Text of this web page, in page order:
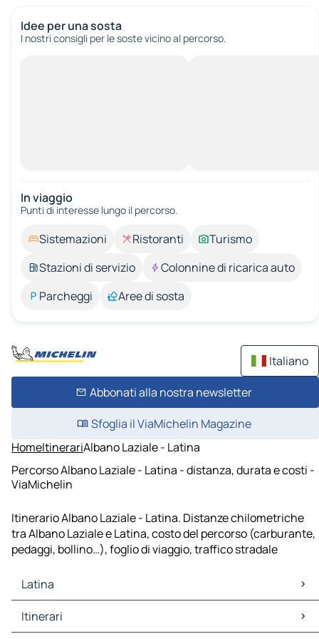
Idee per una sosta
I nostri consigli per le soste vicino al percorso.
In viaggio
Punti di interesse lungo il percorso.
Sistemazioni Ristoranti
Turismo
Stazioni di servizio
Colonnine di ricarica auto
Parcheggi
Aree di sosta
Italiano
Abbonati alla nostra newsletter
Sfoglia il ViaMichelin Magazine
HomeItinerariAlbano Laziale - Latina
Percorso Albano Laziale - Latina - distanza, durata e costi -
ViaMichelin
Itinerario Albano Laziale - Latina. Distanze chilometriche
tra Albano Laziale e Latina, costo del percorso (carburante,
pedaggi, bollino…), foglio di viaggio, traffico stradale
Latina
Latina Mappe Piantine
Latina Traffico
Itinerari